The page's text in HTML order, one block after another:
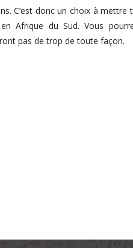
C’est donc un choix à
Afrique du Sud. Vous
pas de trop de toute façon.